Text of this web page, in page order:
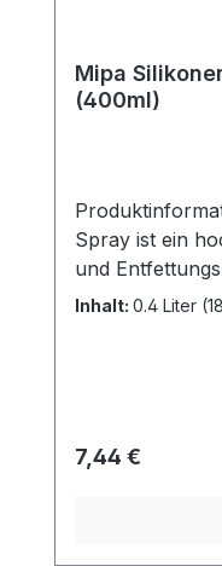
Mipa
(400ml)
Produktinformation Mipa
Spray ist ein
und
und polymeren
Werkstoffen Universell einsetzbar gegen
Fette, Öle,
metallischen
Inhalt: 0.4 Liter
Regulärer Preis:
7,44 €